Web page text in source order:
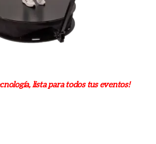
lista para todos tus eventos!